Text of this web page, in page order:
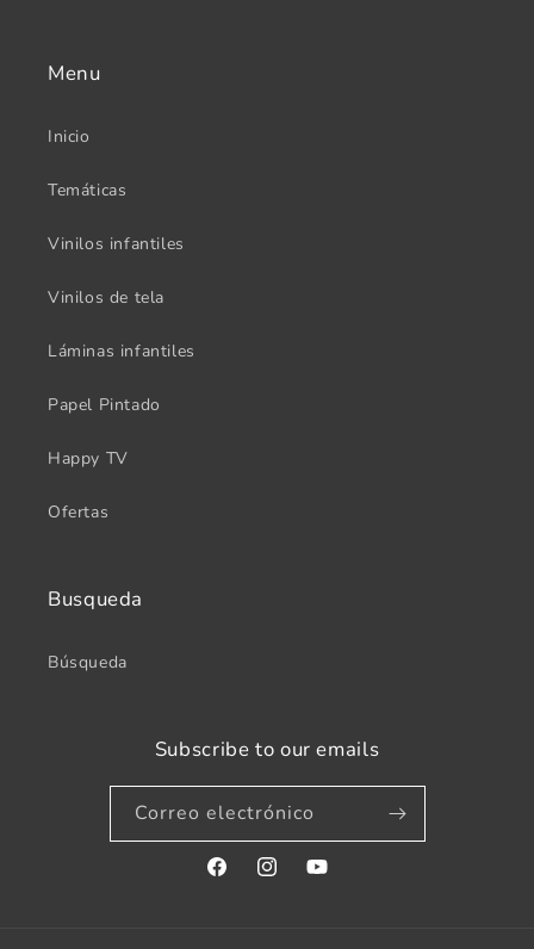
Menu
Inicio
Temáticas
Vinilos infantiles
Vinilos de tela
Láminas infantiles
Papel Pintado
Happy TV
Ofertas
Busqueda
Búsqueda
Subscribe to our emails
Correo electrónico
FacebookInstagramYouTube